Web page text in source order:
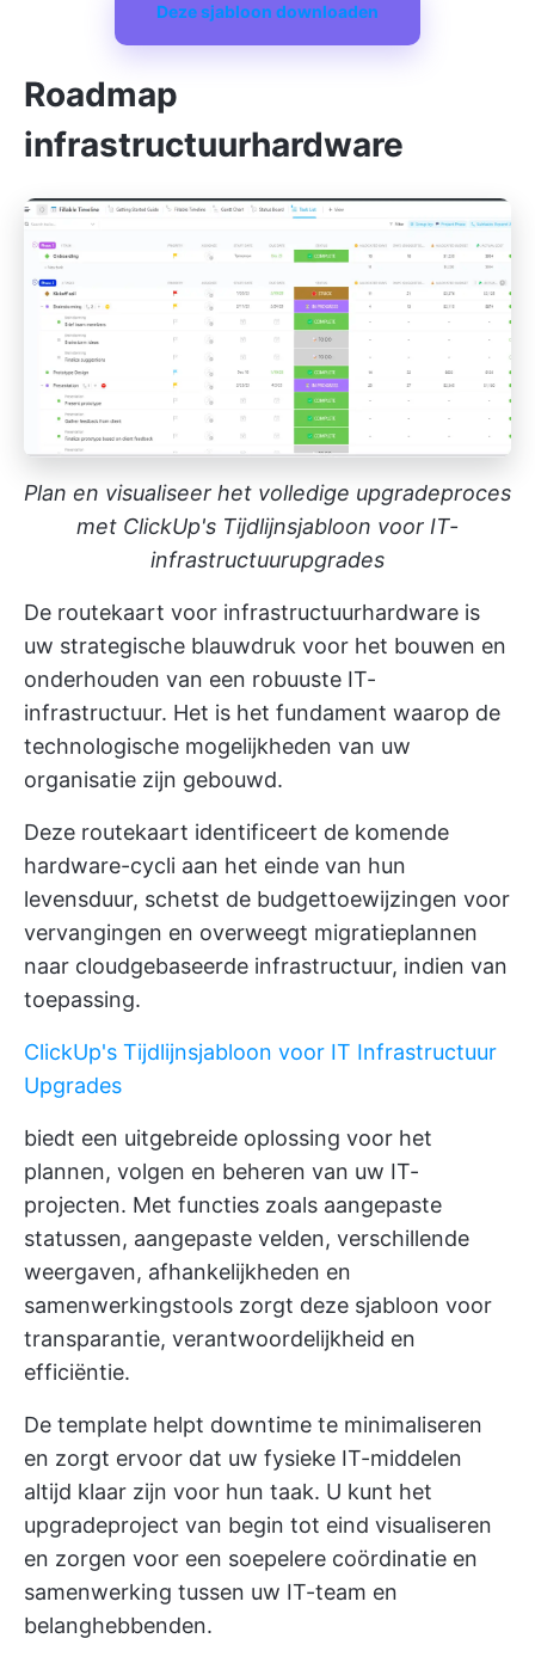
Deze sjabloon downloaden
Roadmap
infrastructuurhardware
Plan en visualiseer het volledige upgradeproces
met ClickUp's Tijdlijnsjabloon voor IT-
infrastructuurupgrades
De routekaart voor infrastructuurhardware is
uw strategische blauwdruk voor het bouwen en
onderhouden van een robuuste IT-
infrastructuur. Het is het fundament waarop de
technologische mogelijkheden van uw
organisatie zijn gebouwd.
Deze routekaart identificeert de komende
hardware-cycli aan het einde van hun
levensduur, schetst de budgettoewijzingen voor
vervangingen en overweegt migratieplannen
naar cloudgebaseerde infrastructuur, indien van
toepassing.
ClickUp's Tijdlijnsjabloon voor IT Infrastructuur
Upgrades
biedt een uitgebreide oplossing voor het
plannen, volgen en beheren van uw IT-
projecten. Met functies zoals aangepaste
statussen, aangepaste velden, verschillende
weergaven, afhankelijkheden en
samenwerkingstools zorgt deze sjabloon voor
transparantie, verantwoordelijkheid en
efficiëntie.
De template helpt downtime te minimaliseren
en zorgt ervoor dat uw fysieke IT-middelen
altijd klaar zijn voor hun taak. U kunt het
upgradeproject van begin tot eind visualiseren
en zorgen voor een soepelere coördinatie en
samenwerking tussen uw IT-team en
belanghebbenden.